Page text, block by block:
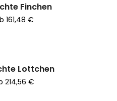
Finchen
Preis
161,48 €
Lottchen
Preis
214,56 €